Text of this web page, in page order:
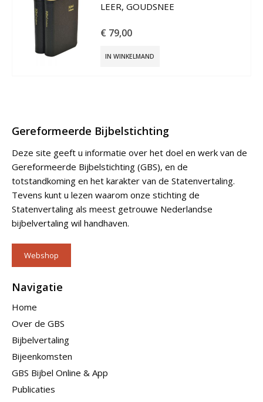
€113,50
IN WINKELMAND
Gereformeerde Bijbelstichting
Deze site geeft u informatie over het doel en werk van de
Gereformeerde Bijbelstichting (GBS), en de
totstandkoming en het karakter van de Statenvertaling.
Tevens kunt u lezen waarom onze stichting de
Statenvertaling als meest getrouwe Nederlandse
bijbelvertaling wil handhaven.
Webshop
Navigatie
Home
Over de GBS
Bijbelvertaling
Bijeenkomsten
GBS Bijbel Online & App
Publicaties